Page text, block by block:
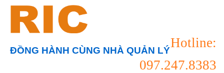
ĐỒNG HÀNH CÙNG NHÀ QUẢN LÝ
Hotline:
097.247.8383